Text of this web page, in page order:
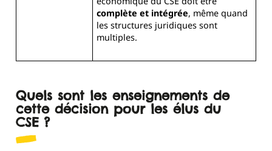
complète et intégrée, même quand
les structures juridiques sont
multiples.
Quels sont les enseignements de
cette décision pour les élus du
CSE ?